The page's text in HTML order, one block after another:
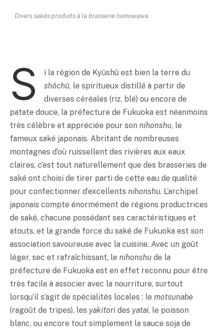
Divers sakés produits à la brasserie Isonowawa.
S
i la région de Kyûshû est bien la terre du
shôchû, le spiritueux distillé à partir de
diverses céréales (riz, blé) ou encore de
patate douce, la préfecture de Fukuoka est néanmoins
très célèbre et appréciée pour son nihonshu, le
fameux saké japonais. Abritant de nombreuses
montagnes d’où ruissellent des rivières aux eaux
claires, c’est tout naturellement que des brasseries de
saké ont choisi de tirer parti de cette eau de qualité
pour confectionner d’excellents nihonshu. L’archipel
japonais compte énormément de régions productrices
de saké, chacune possédant ses caractéristiques et
atouts, et la grande force du saké de Fukuoka est son
association savoureuse avec la cuisine. Avec un goût
léger, sec et rafraîchissant, le nihonshu de la
préfecture de Fukuoka est en effet reconnu pour être
très facile à associer avec la nourriture, surtout
lorsqu’il s’agit de spécialités locales : le motsunabe
(ragoût de tripes), les yakitori des yatai, le poisson
blanc, ou encore tout simplement la sauce soja de